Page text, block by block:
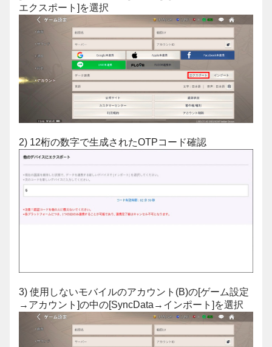
エクスポート]を選択
2) 12桁の数字で生成されたOTPコード確認
3) 使用しないモバイルのアカウント(B)の[ゲーム設定
→アカウント]の中の[SyncData→インポート]を選択